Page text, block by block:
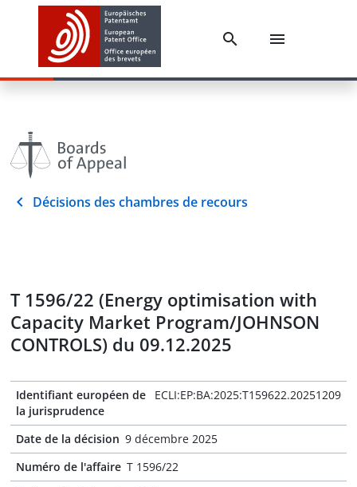
Décisions des chambres de recours
T 1596/22 (Energy optimisation with
Capacity Market Program/JOHNSON
CONTROLS) du 09.12.2025
Identifiant européen de
la jurisprudence
ECLI:EP:BA:2025:T159622.20251209
Date de la décision 9 décembre 2025
Numéro de l'affaire T 1596/22